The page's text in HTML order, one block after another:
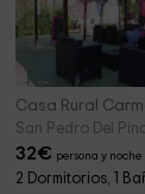
Casa Rural
San Pedro Del
32€ persona y noche
2 Dormitorios, 1